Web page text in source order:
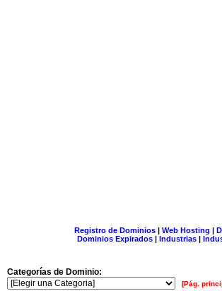
Registro de Dominios| Web Hosting |
Dominios Expirados | Industrias |
Categorías de Dominio:
[Pág.